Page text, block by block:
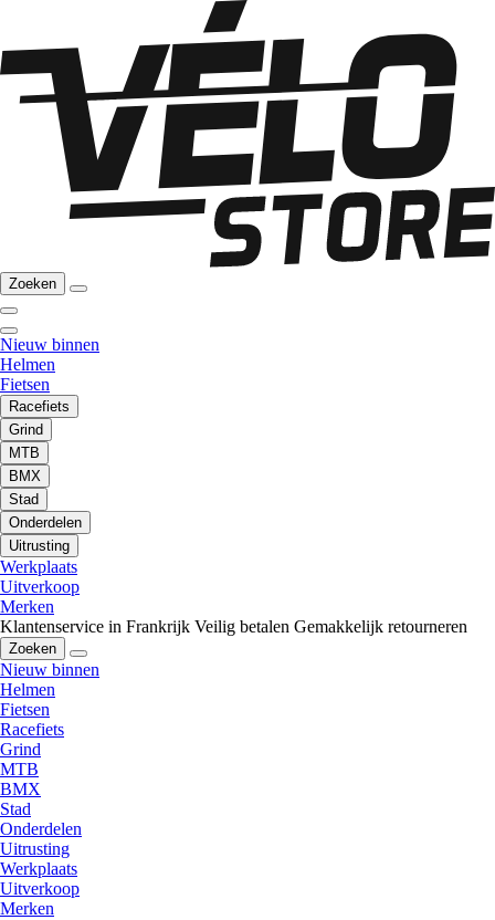
Zoeken
Nieuw binnen
Helmen
Fietsen
Racefiets
Grind
MTB
BMX
Stad
Onderdelen
Uitrusting
Werkplaats
Uitverkoop
Merken
Klantenservice in Frankrijk Veilig betalen Gemakkelijk retourneren
Zoeken
Nieuw binnen
Helmen
Fietsen
Racefiets
Grind
MTB
BMX
Stad
Onderdelen
Uitrusting
Werkplaats
Uitverkoop
Merken